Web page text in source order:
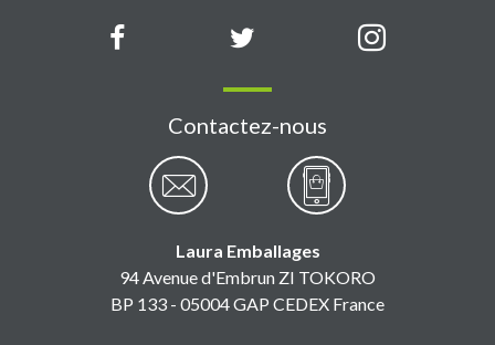
Contactez-nous
Laura Emballages
94 Avenue d'Embrun ZI TOKORO
BP 133 - 05004 GAP CEDEX France